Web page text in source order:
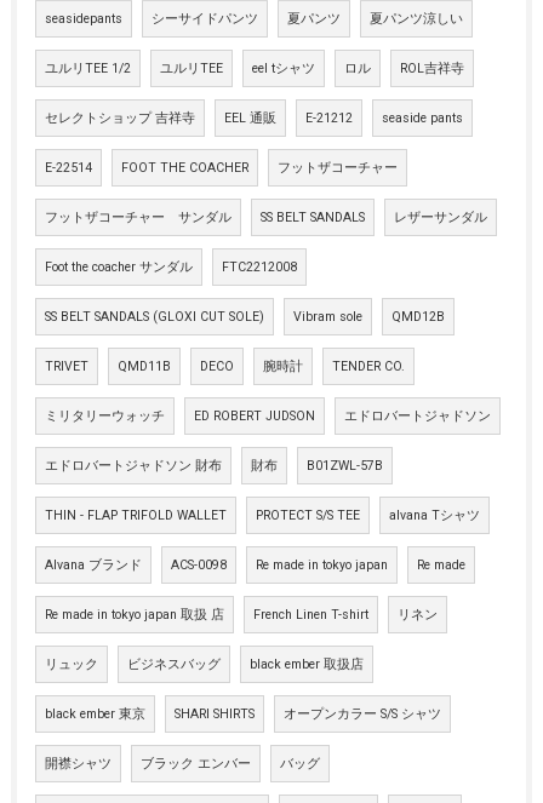
seasidepants シーサイドパンツ 夏パンツ 夏パンツ涼しい
ユルリTEE 1/2 ユルリTEE eel tシャツ ロル ROL吉祥寺
セレクトショップ 吉祥寺 EEL 通販 E-21212 seaside pants
E-22514 FOOT THE COACHER フットザコーチャー
フットザコーチャー サンダル SS BELT SANDALS レザーサンダル
Foot the coacher サンダル FTC2212008
SS BELT SANDALS (GLOXI CUT SOLE) Vibram sole QMD12B
TRIVET QMD11B DECO 腕時計 TENDER CO.
ミリタリーウォッチ ED ROBERT JUDSON エドロバートジャドソン
エドロバートジャドソン 財布 財布 B01ZWL-57B
THIN - FLAP TRIFOLD WALLET PROTECT S/S TEE alvana Tシャツ
Alvana ブランド ACS-0098 Re made in tokyo japan Re made
Re made in tokyo japan 取扱 店 French Linen T-shirt リネン
リュック ビジネスバッグ black ember 取扱店
black ember 東京 SHARI SHIRTS オープンカラー S/S シャツ
開襟シャツ ブラック エンバー バッグ